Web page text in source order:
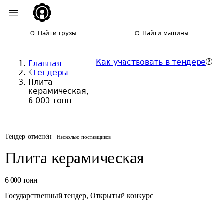
Найти грузы Найти машины
Главная
Тендеры
Плита
керамическая,
6 000 тонн
Как участвовать в тендере
Тендер отменён Несколько поставщиков
Плита керамическая
6 000 тонн
Государственный тендер, Открытый конкурс